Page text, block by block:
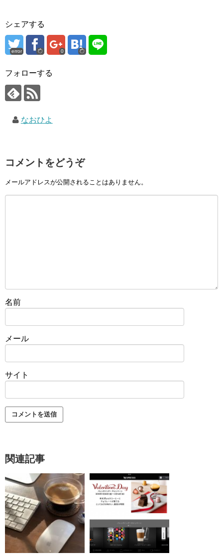
シェアする
error 0
フォローする
なおひよ
コメントをどうぞ
メールアドレスが公開されることはありません。
名前
メール
サイト
関連記事